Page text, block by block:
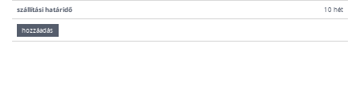
szállítási határidő 10 hét
hozzáadás